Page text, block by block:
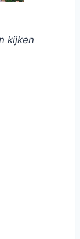
kijken